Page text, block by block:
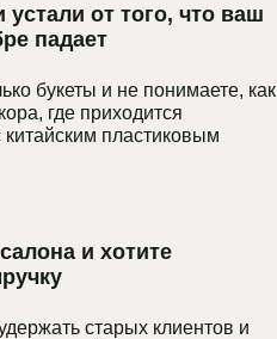
и хотите
старых клиентов и
от того, что ваш
падает
букеты и не понимаете, как
где приходится
китайским пластиковым